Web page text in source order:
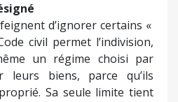
d’ignorer certains «
civil permet l’indivision,
un régime choisi par
leurs biens, parce qu’ils
Sa seule limite tient